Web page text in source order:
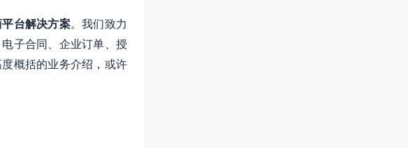
台解决方案。我们致力
子合同、企业订单、授
概括的业务介绍，或许